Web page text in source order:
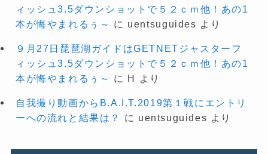
ィッシュ3.5ダウンショットで５２ｃｍ他！あの1
本が悔やまれるぅ～
に uentsuguides より
９月27日琵琶湖ガイドはGETNETジャスターフ
ィッシュ3.5ダウンショットで５２ｃｍ他！あの1
本が悔やまれるぅ～
に H より
自我撮り動画からB.A.I.T.2019第１戦にエントリ
ーへの流れと結果は？
に uentsuguides より